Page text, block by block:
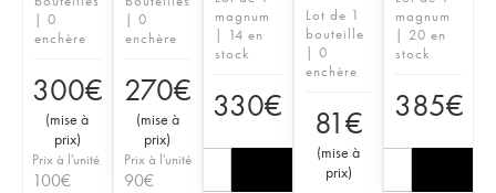
| 0
enchère
300€
(mise à
prix)
Prix à l'unité
100€
| 0
enchère
270€
(mise à
prix)
Prix à l'unité
90€
magnum
| 14 en
stock
330€
Lot de 1
bouteille
| 0
enchère
81€
(mise à
prix)
magnum
| 20 en
stock
385€